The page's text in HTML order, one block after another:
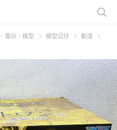
電玩、模型 模型公仔
動漫